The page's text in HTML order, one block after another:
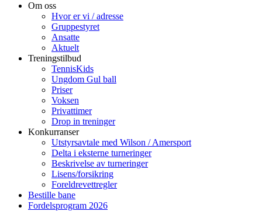
Om oss
Hvor er vi / adresse
Gruppestyret
Ansatte
Aktuelt
Treningstilbud
TennisKids
Ungdom Gul ball
Priser
Voksen
Privattimer
Drop in treninger
Konkurranser
Utstyrsavtale med Wilson / Amersport
Delta i eksterne turneringer
Beskrivelse av turneringer
Lisens/forsikring
Foreldrevettregler
Bestille bane
Fordelsprogram 2026